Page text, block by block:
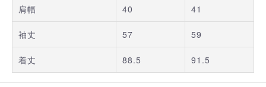
肩幅 40 41
袖丈 57 59
着丈 88.5 91.5